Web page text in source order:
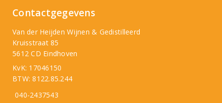
Contactgegevens
Van der Heijden Wijnen & Gedistilleerd
Kruisstraat 85
5612 CD Eindhoven
KvK: 17046150
BTW: 8122.85.244
040-2437543